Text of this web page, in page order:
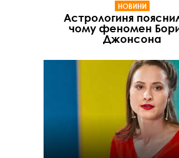
НОВИНИ
Астрологиня
чому феномен
Джонсона